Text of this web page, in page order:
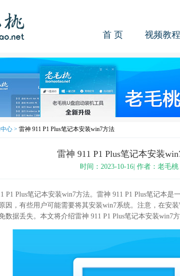
首 页 视频教程
心 > 雷神 911 P1 Plus笔记本安装win7方法
雷神 911 P1 Plus笔记本安装
时间：2023-10-16| 作者：老毛桃
P1 Plus笔记本安装win7方法。雷神 911 P1 Plus笔记本是
因，有些用户可能需要将其安装win7系统。注意，在安
数据丢失。本文将介绍雷神 911 P1 Plus笔记本安装win7